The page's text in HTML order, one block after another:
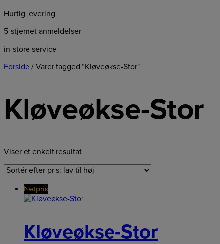
Hurtig levering
5-stjernet anmeldelser
in-store service
Forside / Varer tagged “Kløveøkse-Stor”
Kløveøkse-Stor
Viser et enkelt resultat
Netpris
Kløveøkse-Stor